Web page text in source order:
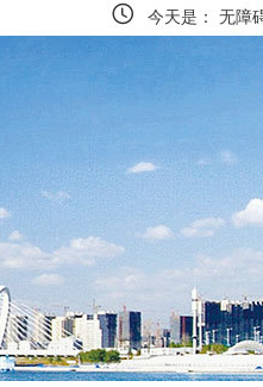
今天是： 无障